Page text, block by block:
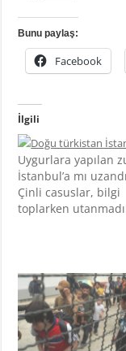
Bunu paylaş:
Facebook
İlgili
Uygurlara yapılan
İstanbul’a mı
Çinli casuslar, bilgi
toplarken